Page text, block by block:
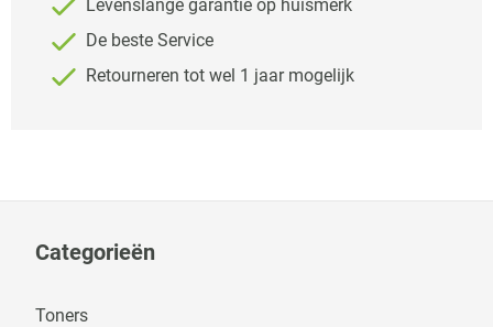
Levenslange garantie op huismerk
De beste Service
Retourneren tot wel 1 jaar mogelijk
Categorieën
Toners